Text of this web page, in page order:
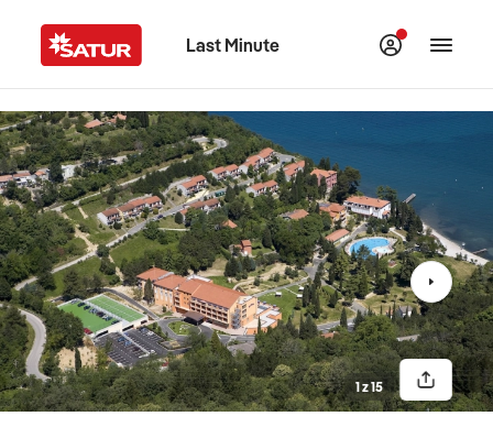
Last Minute
1 z 15